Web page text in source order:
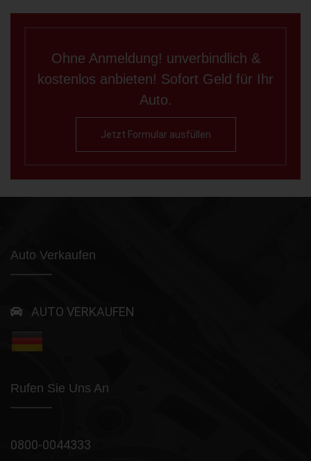
Ohne Anmeldung! unverbindlich &
kostenlos anbieten! Sofort Geld für Ihr
Auto.
Jetzt Formular ausfüllen
Auto Verkaufen
AUTO VERKAUFEN
Rufen Sie Uns An
0800-0044333